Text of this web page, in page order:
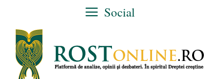
conținut
Social